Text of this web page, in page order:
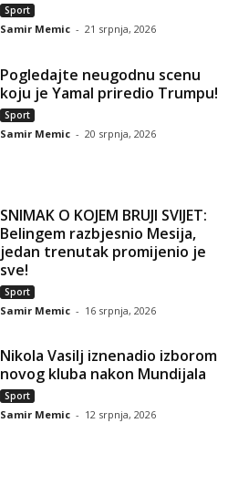
Sport
Samir Memic - 21 srpnja, 2026
Pogledajte neugodnu scenu
koju je Yamal priredio Trumpu!
Sport
Samir Memic - 20 srpnja, 2026
SNIMAK O KOJEM BRUJI SVIJET:
Belingem razbjesnio Mesija,
jedan trenutak promijenio je
sve!
Sport
Samir Memic - 16 srpnja, 2026
Nikola Vasilj iznenadio izborom
novog kluba nakon Mundijala
Sport
Samir Memic - 12 srpnja, 2026